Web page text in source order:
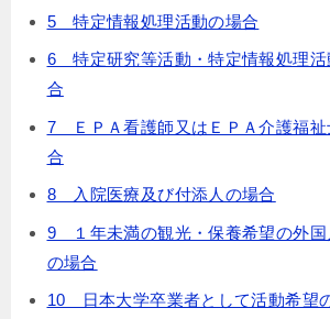
5 特定情報処理活動の場合
6 特定研究等活動・特定情報処理活
合
7 ＥＰＡ看護師又はＥＰＡ介護福祉
合
8 入院医療及び付添人の場合
9 １年未満の観光・保養希望の外国
の場合
10 日本大学卒業者として活動希望